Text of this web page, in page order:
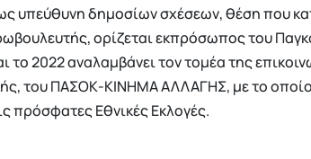
υπεύθυνη δημοσίων σχέσεων, θέση που
ορίζεται εκπρόσωπος του
το 2022 αναλαμβάνει τον τομέα της
του ΠΑΣΟΚ-ΚΙΝΗΜΑ ΑΛΛΑΓΗΣ, με το
πρόσφατες Εθνικές Εκλογές.